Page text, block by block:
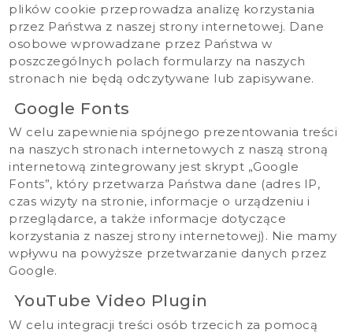
plików cookie przeprowadza analizę korzystania
przez Państwa z naszej strony internetowej. Dane
osobowe wprowadzane przez Państwa w
poszczególnych polach formularzy na naszych
stronach nie będą odczytywane lub zapisywane.
Google Fonts
W celu zapewnienia spójnego prezentowania treści
na naszych stronach internetowych z naszą stroną
internetową zintegrowany jest skrypt „Google
Fonts”, który przetwarza Państwa dane (adres IP,
czas wizyty na stronie, informacje o urządzeniu i
przeglądarce, a także informacje dotyczące
korzystania z naszej strony internetowej). Nie mamy
wpływu na powyższe przetwarzanie danych przez
Google.
YouTube Video Plugin
W celu integracji treści osób trzecich za pomocą